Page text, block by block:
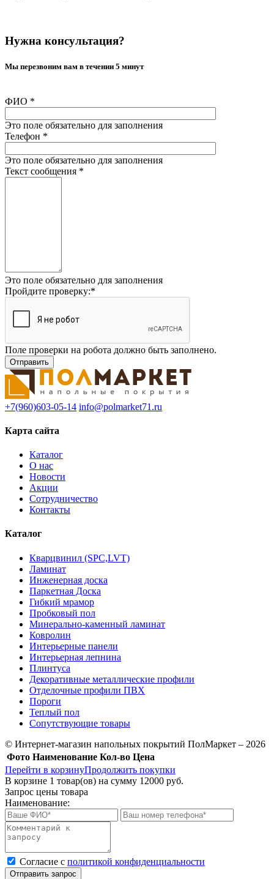
Нужна консультация?
Мы перезвоним вам в течении 5 минут
ФИО *
Это поле обязательно для заполнения
Телефон *
Это поле обязательно для заполнения
Текст сообщения *
Это поле обязательно для заполнения
Пройдите проверку:*
Поле проверки на робота должно быть заполнено.
+7(960)603-05-14 info@polmarket71.ru
Карта сайта
Каталог
О нас
Новости
Акции
Сотрудничество
Контакты
Каталог
Кварцвинил (SPC,LVT)
Ламинат
Инженерная доска
Паркетная Доска
Гибкий мрамор
Пробковый пол
Минерально-каменный ламинат
Ковролин
Интерьерные панели
Интерьерная лепнина
Плинтуса
Декоративные металлические профили
Отделочные профили ПВХ
Пороги
Теплый пол
Сопутствующие товары
© Интернет-магазин напольных покрытий ПолМаркет – 2026
Фото Наименование Кол-во Цена
Перейти в корзинуПродолжить покупки
В корзине 1 товар(ов) на сумму 12000 руб.
Запрос цены товара
Наименование:
Cогласие с политикой конфиденциальности
Отправить запрос